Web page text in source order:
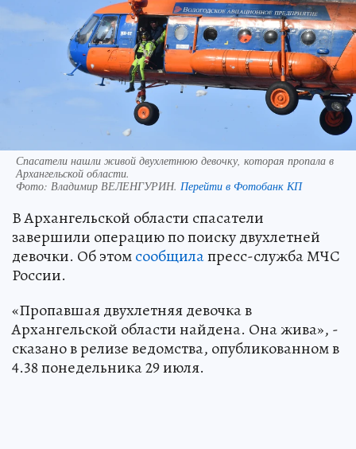
Спасатели нашли живой двухлетнюю девочку, которая пропала в
Архангельской области.
Фото: Владимир ВЕЛЕНГУРИН. Перейти в Фотобанк КП
В Архангельской области спасатели
завершили операцию по поиску двухлетней
девочки. Об этомсообщилапресс-служба МЧС
России.
«Пропавшая двухлетняя девочка в
Архангельской области найдена. Она жива», -
сказано в релизе ведомства, опубликованном в
4.38 понедельника 29 июля.